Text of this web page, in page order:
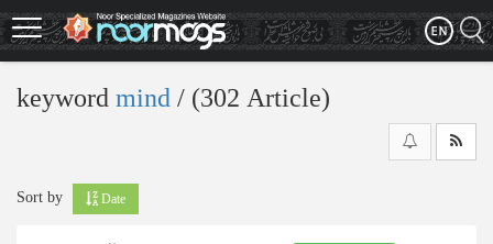
Skip
to
main
keyword mind ‎/ (302 Article)
Sort by Date